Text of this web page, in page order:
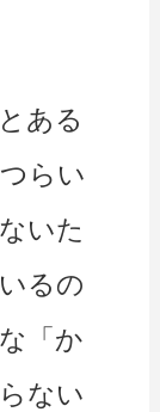
ある
らい
いた
るの
「か
ない